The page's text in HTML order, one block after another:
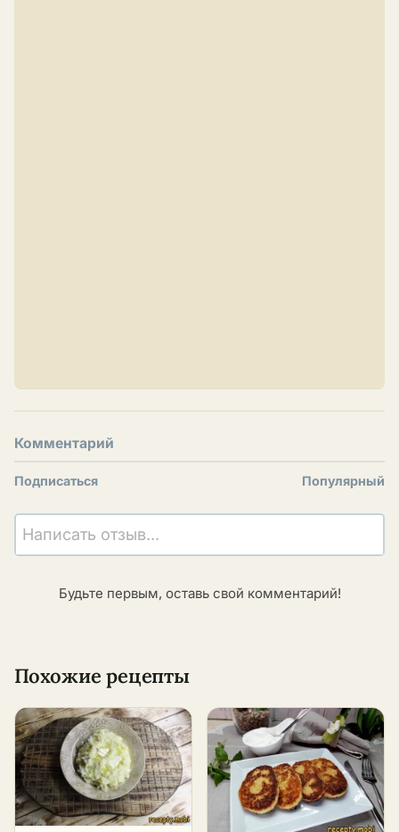
Комментарий
Подписаться Популярный
Написать отзыв...
Будьте первым, оставь свой комментарий!
Похожие рецепты